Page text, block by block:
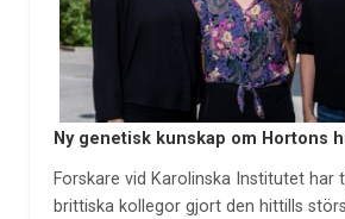
Ny genetisk kunskap om Hortons
Forskare vid Karolinska Institutet har
brittiska kollegor gjort den hittills